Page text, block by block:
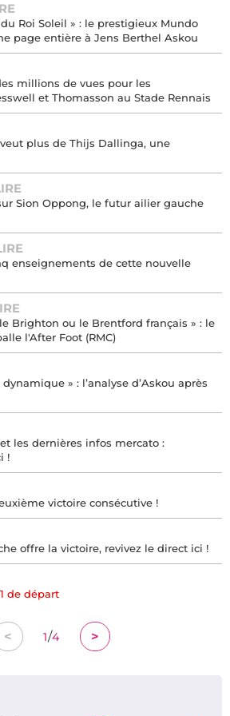
Roi Soleil » : le prestigieux Mundo
page entière à Jens Berthel Askou
millions de vues pour les
et Thomasson au Stade Rennais
plus de Thijs Dallinga, une
Sion Oppong, le futur ailier gauche
enseignements de cette nouvelle
Brighton ou le Brentford français » : le
l'After Foot (RMC)
» : l’analyse d’Askou après
les dernières infos mercato :
!
victoire consécutive !
offre la victoire, revivez le direct ici !
de départ
< 1/4 >